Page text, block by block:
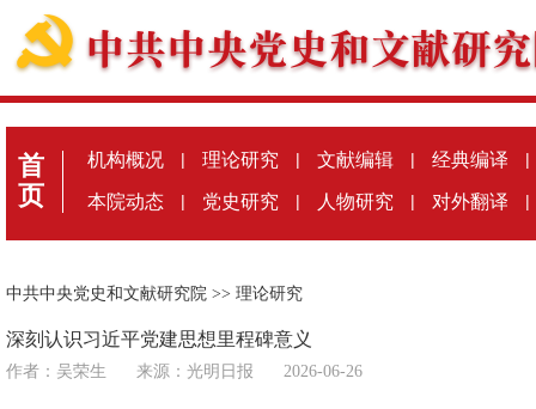
首
页
机构概况 | 理论研究 | 文献编辑 | 经典编译 |
本院动态 | 党史研究 | 人物研究 | 对外翻译 |
中共中央党史和文献研究院 >> 理论研究
深刻认识习近平党建思想里程碑意义
作者：吴荣生 来源： 光明日报 2026-06-26